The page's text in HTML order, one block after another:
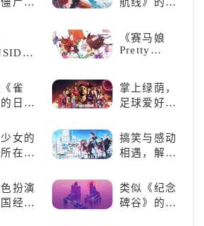
尸》
休闲
在手
航线》的养
养成你的梦
想！
》
动起
脑筋
！
《赛马娘
Pretty
的竞速之旅
雀
日系
ACG
们等
掌上绿荫，
足球爱好者
况足球》
女的
在：
搞笑与感动
相遇，解锁
的魅力
扮演
经
类似《纪念
碑谷》的解